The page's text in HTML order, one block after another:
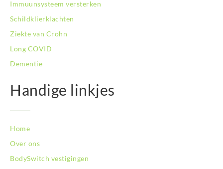
BodySwitch Tilburg
BodySwitch Utrecht
BodySwitch Veluwe
BodySwitch Vlaardingen
BodySwitch Wageningen
BodySwitch Zaandam
BodySwitch Zeist
BodySwitch Zoetermeer
BodySwitch Zwolle
Immuunsysteem versterken
Schildklierklachten
Ziekte van Crohn
Long COVID
Dementie
Handige linkjes
Home
Over ons
BodySwitch vestigingen